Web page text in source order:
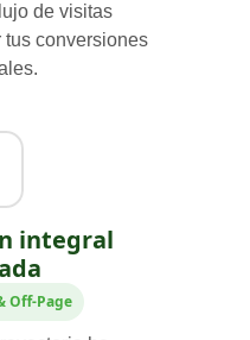
de visitas
conversiones
integral
Off-Page